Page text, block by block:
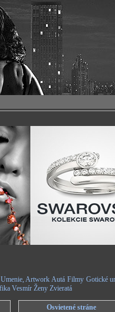
Artwork Autá Filmy Gotické
Vesmír Ženy Zvieratá
Osvietené stráne